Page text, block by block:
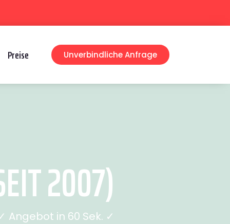
Preise Unverbindliche Anfrage
2007)
Angebot in 60 Sek. ✓